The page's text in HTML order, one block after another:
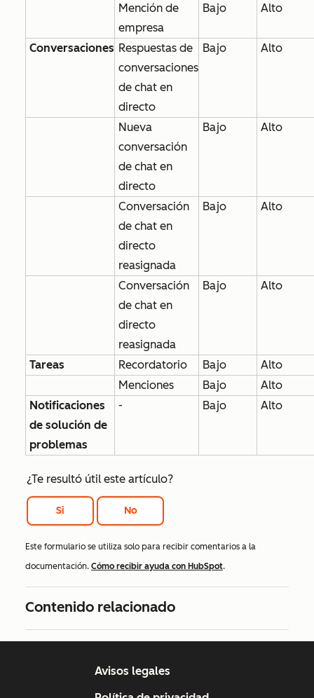
Mención de
empresa
Bajo Alto
Conversaciones Respuestas de
conversaciones
de chat en
directo
Bajo Alto
Nueva
conversación
de chat en
directo
Bajo Alto
Conversación
de chat en
directo
reasignada
Bajo Alto
Conversación
de chat en
directo
reasignada
Bajo Alto
Tareas Recordatorio Bajo
Alto
Menciones
Bajo
Alto
Notificaciones
de solución de
problemas
- Bajo Alto
¿Te resultó útil este artículo?
Si No
Este formulario se utiliza solo para recibir comentarios a la
documentación. Cómo recibir ayuda con HubSpot.
Contenido relacionado
Avisos legales